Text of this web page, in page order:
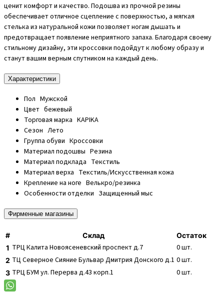
ценит комфорт и качество. Подошва из прочной резины
обеспечивает отличное сцепление с поверхностью, а мягкая
стелька из натуральной кожи позволяет ногам дышать и
предотвращает появление неприятного запаха. Благодаря своему
стильному дизайну, эти кроссовки подойдут к любому образу и
станут вашим верным спутником на каждый день.
Характеристики
Пол Мужской
Цвет бежевый
Торговая марка KAPIKA
Сезон Лето
Группа обуви Кроссовки
Материал подошвы Резина
Материал подклада Текстиль
Материал верха Текстиль/Искусственная кожа
Крепление на ноге Велькро/резинка
Особенности отделки Защищенный мыс
Фирменные магазины
# Склад
Остаток
1 ТРЦ Калита Новоясеневский проспект д.7 0шт.
2 ТЦ Северное Сияние Бульвар Дмитрия Донского д.1 0шт.
3 ТРЦ БУМ ул. Перерва д.43 корп.1 0шт.